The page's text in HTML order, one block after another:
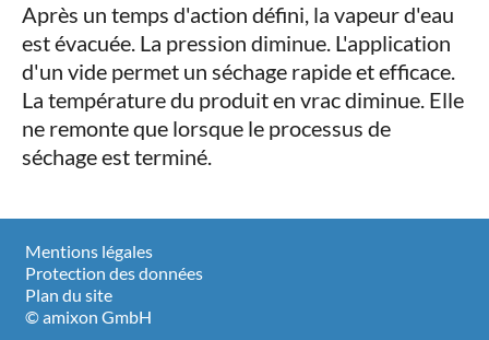
Après un temps d'action défini, la vapeur d'eau
est évacuée. La pression diminue. L'application
d'un vide permet un séchage rapide et efficace.
La température du produit en vrac diminue. Elle
ne remonte que lorsque le processus de
séchage est terminé.
Mentions légales
Protection des données
Plan du site
© amixon GmbH